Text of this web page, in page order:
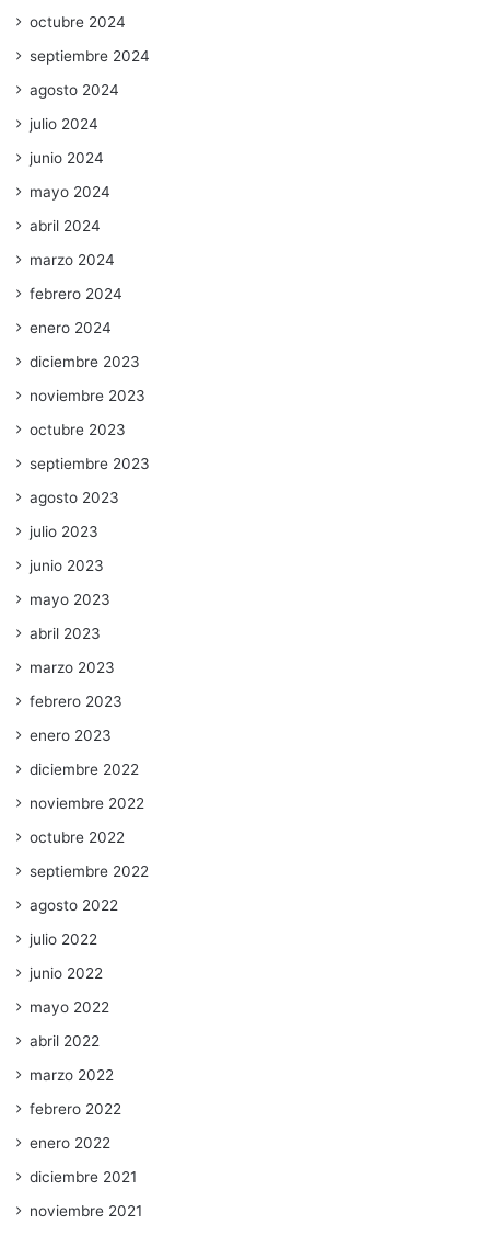
octubre 2024
septiembre 2024
agosto 2024
julio 2024
junio 2024
mayo 2024
abril 2024
marzo 2024
febrero 2024
enero 2024
diciembre 2023
noviembre 2023
octubre 2023
septiembre 2023
agosto 2023
julio 2023
junio 2023
mayo 2023
abril 2023
marzo 2023
febrero 2023
enero 2023
diciembre 2022
noviembre 2022
octubre 2022
septiembre 2022
agosto 2022
julio 2022
junio 2022
mayo 2022
abril 2022
marzo 2022
febrero 2022
enero 2022
diciembre 2021
noviembre 2021